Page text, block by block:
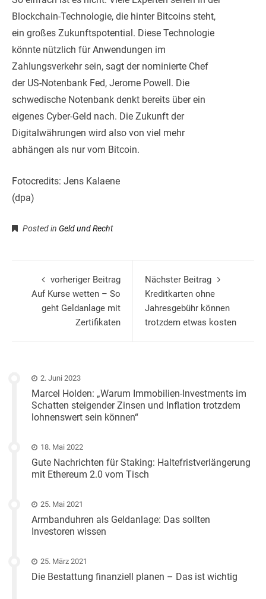
Blockchain-Technologie, die hinter Bitcoins steht,
ein großes Zukunftspotential. Diese Technologie
könnte nützlich für Anwendungen im
Zahlungsverkehr sein, sagt der nominierte Chef
der US-Notenbank Fed, Jerome Powell. Die
schwedische Notenbank denkt bereits über ein
eigenes Cyber-Geld nach. Die Zukunft der
Digitalwährungen wird also von viel mehr
abhängen als nur vom Bitcoin.
Fotocredits: Jens Kalaene
(dpa)
Posted in Geld und Recht
vorheriger Beitrag
Auf Kurse wetten – So
geht Geldanlage mit
Zertifikaten
Nächster Beitrag
Kreditkarten ohne
Jahresgebühr können
trotzdem etwas kosten
2. Juni 2023
Marcel Holden: „Warum Immobilien-Investments im
Schatten steigender Zinsen und Inflation trotzdem
lohnenswert sein können“
18. Mai 2022
Gute Nachrichten für Staking: Haltefristverlängerung
mit Ethereum 2.0 vom Tisch
25. Mai 2021
Armbanduhren als Geldanlage: Das sollten
Investoren wissen
25. März 2021
Die Bestattung finanziell planen – Das ist wichtig